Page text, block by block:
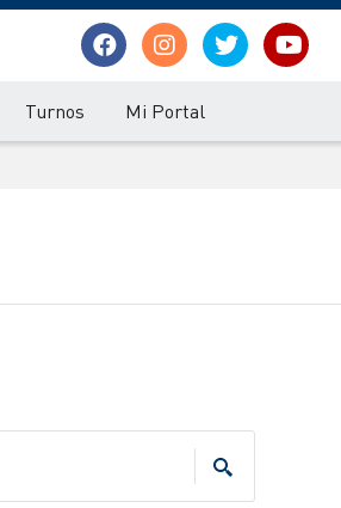
Turnos Mi Portal